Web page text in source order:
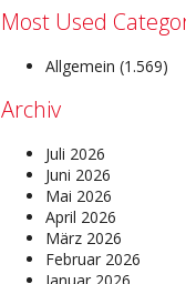
Most Used
Allgemein (1.569)
Archiv
Juli 2026
Juni 2026
Mai 2026
April 2026
März 2026
Februar 2026